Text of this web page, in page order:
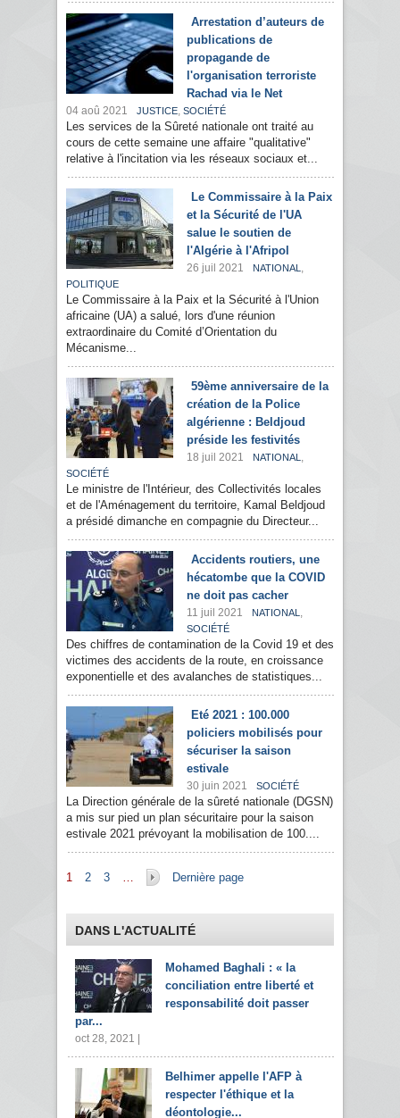
Arrestation d’auteurs de
publications de
propagande de
l'organisation terroriste
Rachad via le Net
04 aoû 2021 JUSTICE, SOCIÉTÉ
Les services de la Sûreté nationale ont traité au
cours de cette semaine une affaire "qualitative"
relative à l'incitation via les réseaux sociaux et...
Le Commissaire à la Paix
et la Sécurité de l'UA
salue le soutien de
l'Algérie à l'Afripol
26 juil 2021 NATIONAL ,
POLITIQUE
Le Commissaire à la Paix et la Sécurité à l'Union
africaine (UA) a salué, lors d'une réunion
extraordinaire du Comité d’Orientation du
Mécanisme...
59ème anniversaire de la
création de la Police
algérienne : Beldjoud
préside les festivités
18 juil 2021 NATIONAL ,
SOCIÉTÉ
Le ministre de l'Intérieur, des Collectivités locales
et de l'Aménagement du territoire, Kamal Beldjoud
a présidé dimanche en compagnie du Directeur...
Accidents routiers, une
hécatombe que la COVID
ne doit pas cacher
11 juil 2021 NATIONAL ,
SOCIÉTÉ
Des chiffres de contamination de la Covid 19 et des
victimes des accidents de la route, en croissance
exponentielle et des avalanches de statistiques...
Eté 2021 : 100.000
policiers mobilisés pour
sécuriser la saison
estivale
30 juin 2021 SOCIÉTÉ
La Direction générale de la sûreté nationale (DGSN)
a mis sur pied un plan sécuritaire pour la saison
estivale 2021 prévoyant la mobilisation de 100....
Pages
1 2 3 … Dernière page
DANS L'ACTUALITÉ
Mohamed Baghali : « la
conciliation entre liberté et
responsabilité doit passer
par...
oct 28, 2021 |
Belhimer appelle l'AFP à
respecter l'éthique et la
déontologie...